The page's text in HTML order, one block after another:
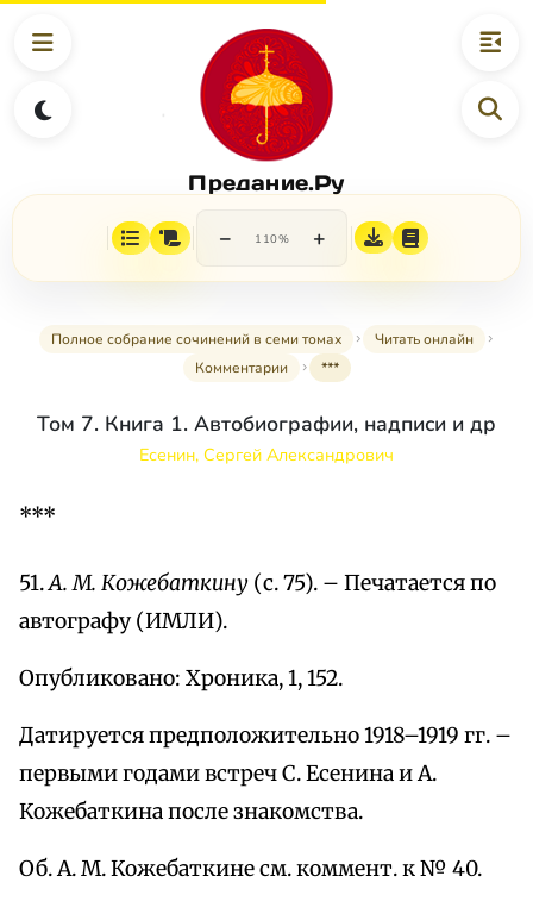
Предание.Ру
− 110% +
Полное собрание сочинений в семи томах
Читать онлайн
Комментарии
***
Том 7. Книга 1. Автобиографии, надписи и др
Есенин, Сергей Александрович
***
51.А. М. Кожебаткину (с. 75). – Печатается по
автографу (ИМЛИ).
Опубликовано: Хроника, 1, 152.
Датируется предположительно 1918–1919 гг. –
первыми годами встреч С. Есенина и А.
Кожебаткина после знакомства.
Об. А. М. Кожебаткине см. коммент. к № 40.